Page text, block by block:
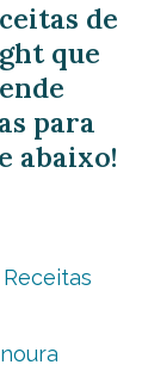
de
que
para
abaixo!
Receitas